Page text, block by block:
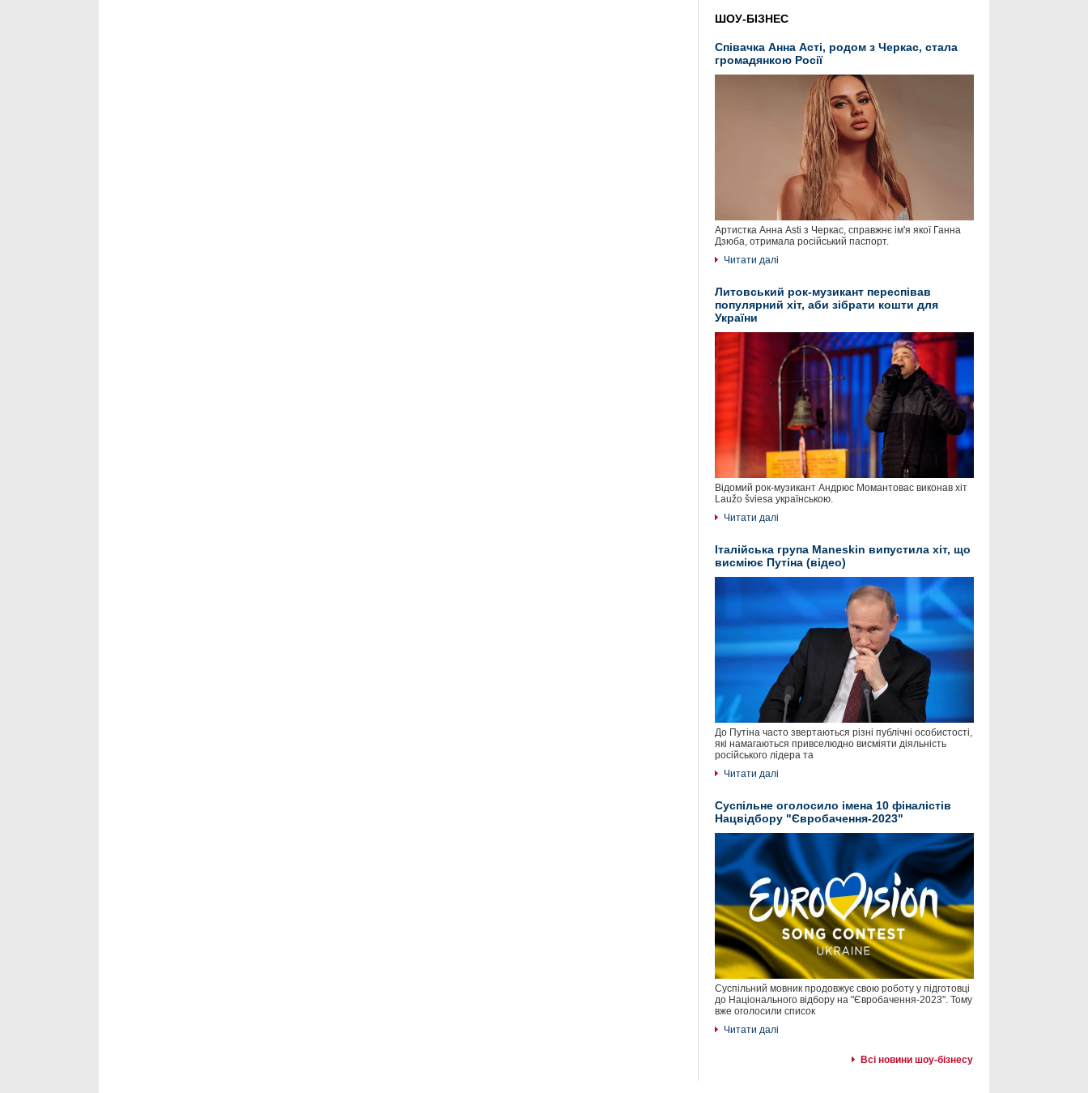
ШОУ-БІЗНЕС
Співачка Анна Асті, родом з Черкас, стала
громадянкою Росії
Артистка Анна Asti з Черкас, справжнє ім'я якої Ганна
Дзюба, отримала російський паспорт.
Читати далі
Литовський рок-музикант переспівав
популярний хіт, аби зібрати кошти для
України
Відомий рок-музикант Андрюс Момантовас виконав хіт
Laužo šviesa українською.
Читати далі
Італійська група Maneskin випустила хіт, що
висміює Путіна (відео)
До Путіна часто звертаються різні публічні особистості,
які намагаються привселюдно висміяти діяльність
російського лідера та
Читати далі
Суспільне оголосило імена 10 фіналістів
Нацвідбору "Євробачення-2023"
Суспільний мовник продовжує свою роботу у підготовці
до Національного відбору на "Євробачення-2023". Тому
вже оголосили список
Читати далі
Всі новини шоу-бізнесу